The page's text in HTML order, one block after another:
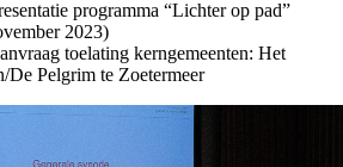
programma “Lichter op pad”
2023)
toelating kerngemeenten: Het
De Pelgrim te Zoetermeer